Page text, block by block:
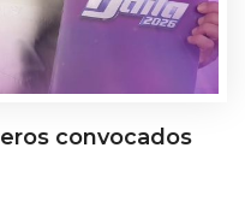
convocados